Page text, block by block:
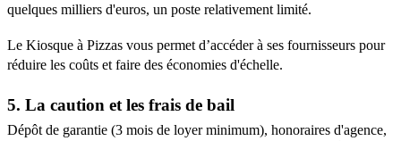
quelques milliers d'euros, un poste relativement limité.
Le Kiosque à Pizzas vous permet d’accéder à ses fournisseurs pour
réduire les coûts et faire des économies d'échelle.
5. La caution et les frais de bail
Dépôt de garantie (3 mois de loyer minimum), honoraires d'agence,